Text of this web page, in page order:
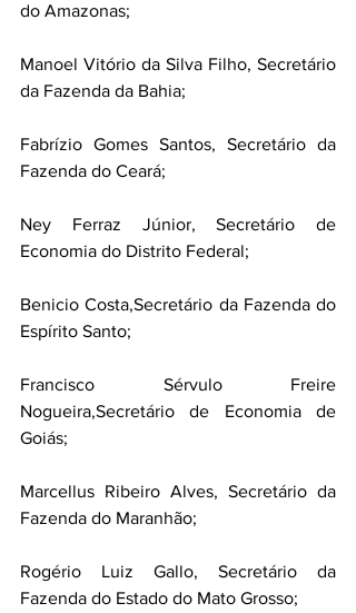
do Amazonas;
Manoel Vitório da Silva Filho, Secretário
da Fazenda da Bahia;
Fabrízio Gomes Santos, Secretário da
Fazenda do Ceará;
Ney Ferraz Júnior, Secretário de
Economia do Distrito Federal;
Benicio Costa,Secretário da Fazenda do
Espírito Santo;
Francisco Sérvulo Freire
Nogueira,Secretário de Economia de
Goiás;
Marcellus Ribeiro Alves, Secretário da
Fazenda do Maranhão;
Rogério Luiz Gallo, Secretário da
Fazenda do Estado do Mato Grosso;